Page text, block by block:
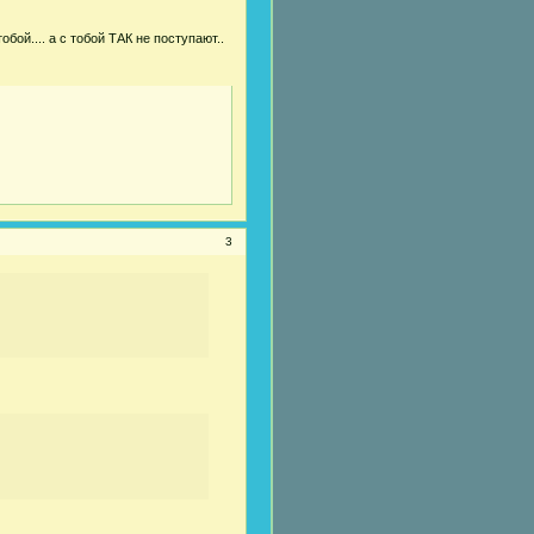
а с тобой ТАК не поступают..
3